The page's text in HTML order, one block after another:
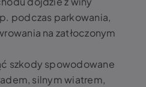
podczas parkowania,
na zatłoczonym
szkody spowodowane
silnym wiatrem,